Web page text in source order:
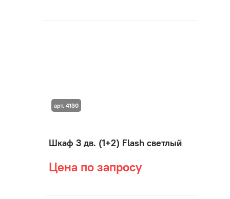
Шкаф 3 дв. (1+2) Flash светлый
Цена по запросу
арт. 4130